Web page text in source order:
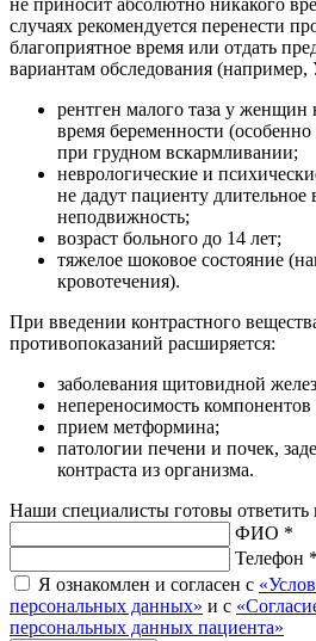
не приносит абсолютно никакого
случаях рекомендуется перенести
благоприятное время или отдать
вариантам обследования
рентген малого таза у женщин
время беременности
при грудном вскармливании;
неврологические и
не дадут пациенту длительное
неподвижность;
возраст больного до 14 лет;
тяжелое шоковое состояние
кровотечения).
При введении контрастного
противопоказаний расширяется:
заболевания щитовидной
непереносимость компонентов
прием метформина;
патологии печени и почек,
контраста из организма.
Наши специалисты готовы
ФИО *
Телефон *
Я ознакомлен и согласен с
персональных данных» и с
персональных данных пациента»